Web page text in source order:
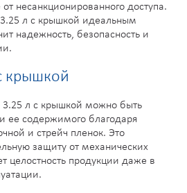
несанкционированного доступа.
3.25 л с крышкой идеальным
надежность, безопасность и
крышкой
3.25 л с крышкой можно быть
ее содержимого благодаря
и стрейч пленок. Это
защиту от механических
целостность продукции даже в